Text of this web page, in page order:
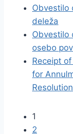
Obvestilo
deleža
Obvestilo
osebo
Receipt
for
Resolution
1
2